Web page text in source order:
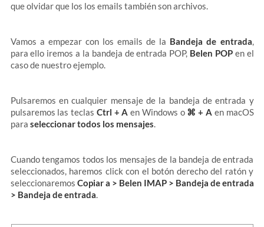
que olvidar que los los emails también son archivos.
Vamos a empezar con los emails de la Bandeja de entrada,
para ello iremos a la bandeja de entrada POP, Belen POPen el
caso de nuestro ejemplo.
Pulsaremos en cualquier mensaje de la bandeja de entrada y
pulsaremos las teclas Ctrl + A en Windows o ⌘ + A en macOS
para seleccionar todos los mensajes.
Cuando tengamos todos los mensajes de la bandeja de entrada
seleccionados, haremos click con el botón derecho del ratón y
seleccionaremos Copiar a > Belen IMAP > Bandeja de entrada
> Bandeja de entrada.